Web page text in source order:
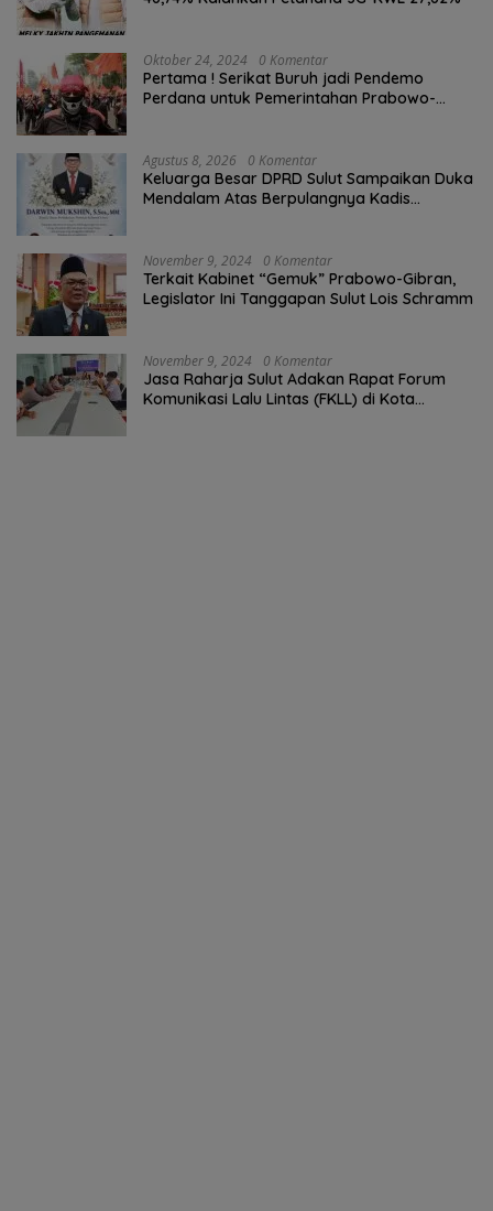
Oktober 24, 2024 0 Komentar
Pertama ! Serikat Buruh jadi Pendemo
Perdana untuk Pemerintahan Prabowo-
Agustus 8, 2026 0 Komentar
Keluarga Besar DPRD Sulut Sampaikan Duka
Mendalam Atas Berpulangnya Kadis
November 9, 2024 0 Komentar
Terkait Kabinet “Gemuk” Prabowo-Gibran,
Legislator Ini Tanggapan Sulut Lois Schramm
November 9, 2024 0 Komentar
Jasa Raharja Sulut Adakan Rapat Forum
Komunikasi Lalu Lintas (FKLL) di Kota